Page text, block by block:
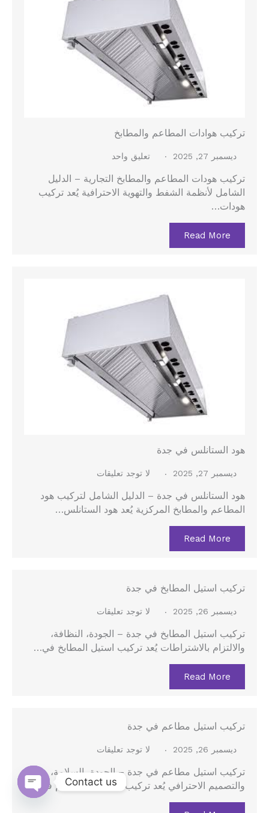
تركيب هوادات المطاعم والمطابخ
ديسمبر 27, 2025 تعليق واحد
تركيب هودات المطاعم والمطابخ التجارية – الدليل
الشامل لأنظمة الشفط والتهوية الاحترافية يُعد تركيب
هودات…
Read More
هود الستانلس في جدة
ديسمبر 27, 2025 لا توجد تعليقات
هود الستانلس في جدة – الدليل الشامل لتركيب هود
المطاعم والمطابخ المركزية يُعد هود الستانلس…
Read More
تركيب استيل المطابخ في جدة
ديسمبر 26, 2025 لا توجد تعليقات
تركيب استيل المطابخ في جدة – الجودة، النظافة،
والالتزام بالاشتراطات يُعد تركيب استيل المطابخ في…
Read More
تركيب استيل مطاعم في جدة
ديسمبر 26, 2025 لا توجد تعليقات
تركيب استيل مطاعم في جدة – الجودة، السلامة،
والتصميم الاحترافي يُعد تركيب الاستيل للمطاعم في…
Contact us
Open